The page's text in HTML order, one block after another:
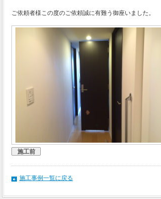
ご依頼者様この度のご依頼誠に有難う御座いました。
施工前
施工事例一覧に戻る